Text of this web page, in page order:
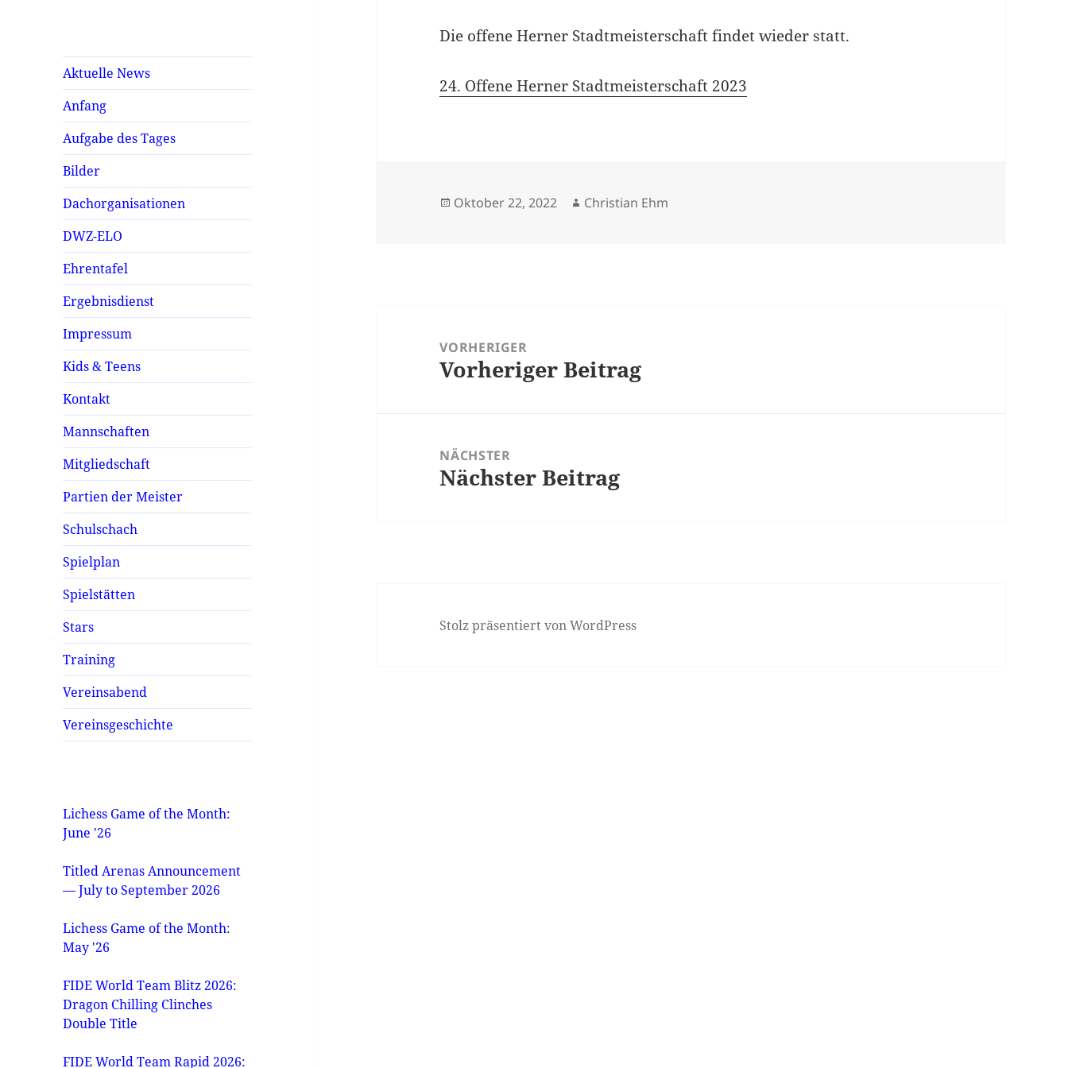
Aktuelle News
Anfang
Aufgabe des Tages
Bilder
Dachorganisationen
DWZ-ELO
Ehrentafel
Ergebnisdienst
Impressum
Kids & Teens
Kontakt
Mannschaften
Mitgliedschaft
Partien der Meister
Schulschach
Spielplan
Spielstätten
Stars
Training
Vereinsabend
Vereinsgeschichte
Lichess Game of the Month:
June '26
Titled Arenas Announcement
— July to September 2026
Lichess Game of the Month:
May '26
FIDE World Team Blitz 2026:
Dragon Chilling Clinches
Double Title
FIDE World Team Rapid 2026:
Die offene Herner Stadtmeisterschaft findet wieder statt.
24. Offene Herner Stadtmeisterschaft 2023
Veröffentlicht
Oktober 22, 2022 Autor
Christian Ehm
VORHERIGER
Vorheriger
Vorheriger Beitrag
NÄCHSTER
Nächster
Nächster Beitrag
Stolz präsentiert von WordPress